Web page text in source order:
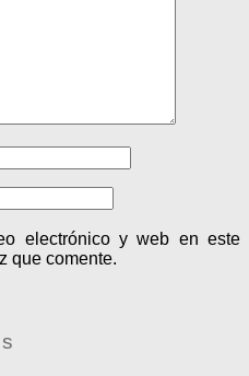
electrónico y web en este
que comente.